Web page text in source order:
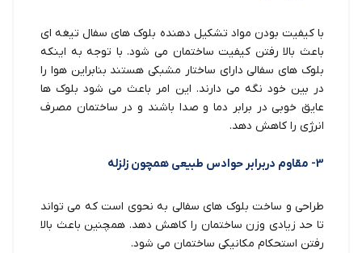
با کیفیت بودن مواد تشکیل دهنده بلوک های سفال تیغه ای
باعث بالا رفتن کیفیت ساختمان می شود. با توجه به اینکه
بلوک های سفالی دارای ساختار مشبکی هستند بنابراین هوا را
در بین خود نگه می دارند. این امر باعث می شود بلوک ها
عایق خوبی در برابر دما و صدا باشند و در ساختمان مصرف
انرژی را کاهش دهد.
3- مقاوم دربرابر حوادس طبیعی همچون زلزله
طراحی و ساخت بلوک های سفالی به نحوی است که می تواند
تا حد زیادی وزن ساختمان را کاهش دهد. همچنین باعث بالا
رفتن استحکام مکانیکی ساختمان می شود.